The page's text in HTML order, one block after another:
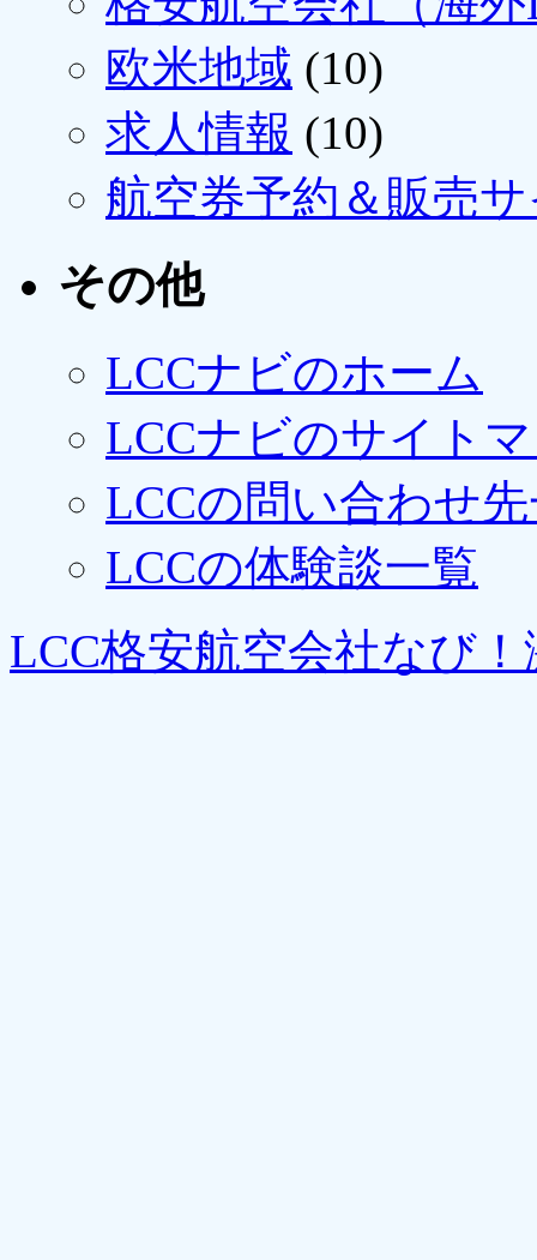
欧米地域 (10)
求人情報 (10)
航空券予約＆販売
その他
LCCナビのホーム
LCCナビのサイト
LCCの問い合わせ
LCCの体験談一覧
LCC格安航空会社なび